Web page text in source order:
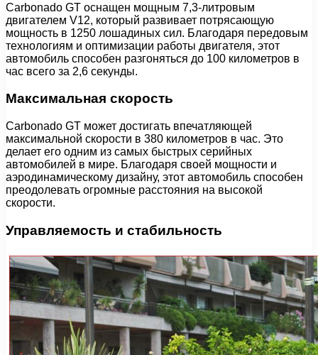
Carbonado GT оснащен мощным 7,3-литровым
двигателем V12, который развивает потрясающую
мощность в 1250 лошадиных сил. Благодаря передовым
технологиям и оптимизации работы двигателя, этот
автомобиль способен разгоняться до 100 километров в
час всего за 2,6 секунды.
Максимальная скорость
Carbonado GT может достигать впечатляющей
максимальной скорости в 380 километров в час. Это
делает его одним из самых быстрых серийных
автомобилей в мире. Благодаря своей мощности и
аэродинамическому дизайну, этот автомобиль способен
преодолевать огромные расстояния на высокой
скорости.
Управляемость и стабильность